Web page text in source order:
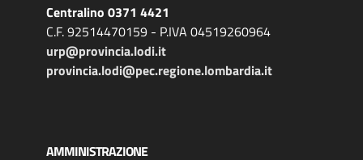
Centralino 0371 4421
C.F. 92514470159 - P.IVA 04519260964
urp@provincia.lodi.it
provincia.lodi@pec.regione.lombardia.it
AMMINISTRAZIONE